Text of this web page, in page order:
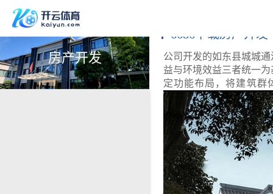
房产开发
6686下载房产开发
公司开发的如东县城城
益与环境效益三者统一
定功能布局，将建筑群